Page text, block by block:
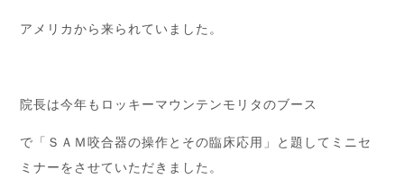
アメリカから来られていました。
院長は今年もロッキーマウンテンモリタのブース
で「ＳＡＭ咬合器の操作とその臨床応用」と題してミニセ
ミナーをさせていただきました。